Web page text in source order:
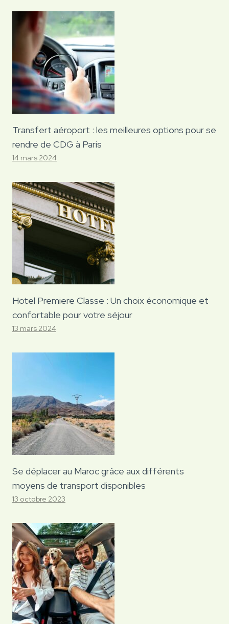
Transfert aéroport : les meilleures options pour se
rendre de CDG à Paris
14 mars 2024
Hotel Premiere Classe : Un choix économique et
confortable pour votre séjour
13 mars 2024
Se déplacer au Maroc grâce aux différents
moyens de transport disponibles
13 octobre 2023